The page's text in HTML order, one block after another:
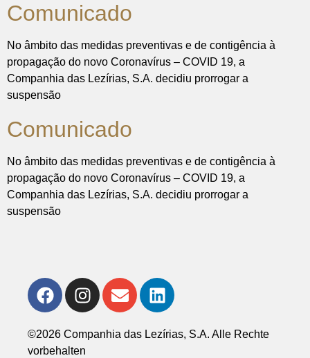
Comunicado
No âmbito das medidas preventivas e de contigência à
propagação do novo Coronavírus – COVID 19, a
Companhia das Lezírias, S.A. decidiu prorrogar a
suspensão
Comunicado
No âmbito das medidas preventivas e de contigência à
propagação do novo Coronavírus – COVID 19, a
Companhia das Lezírias, S.A. decidiu prorrogar a
suspensão
©2026 Companhia das Lezírias, S.A. Alle Rechte
vorbehalten